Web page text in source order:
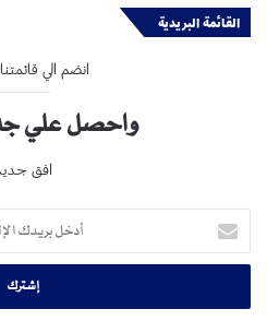
القائمة البريدية
انضم الي قائمتنا
واحصل علي
افق
أدخل
بريدك
الإلكتروني